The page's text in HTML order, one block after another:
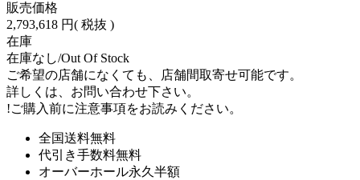
販売価格
2,793,618 円( 税抜 )
在庫
在庫なし/Out Of Stock
ご希望の店舗になくても、店舗間取寄せ可能です。
詳しくは、お問い合わせ下さい。
!ご購入前に注意事項をお読みください。
全国送料無料
代引き手数料無料
オーバーホール永久半額